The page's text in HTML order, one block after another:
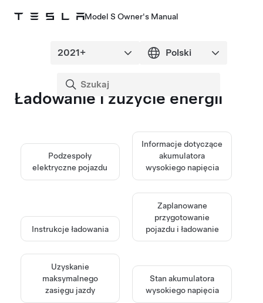
Model S Owner's Manual
Ładowanie i zużycie energii
Podzespoły
elektryczne pojazdu
Informacje dotyczące
akumulatora
wysokiego napięcia
Instrukcje ładowania
Zaplanowane
przygotowanie
pojazdu i ładowanie
Uzyskanie
maksymalnego
zasięgu jazdy
Stan akumulatora
wysokiego napięcia